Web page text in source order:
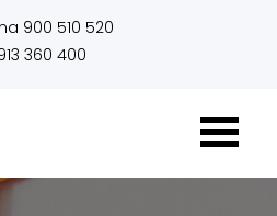
900 510 520
360 400